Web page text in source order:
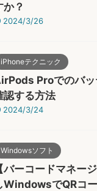
か？
2024/3/26
iPhoneテクニック
Proでのバッ
認する方法
2024/3/24
Windowsソフト
【バーコードマネー
WindowsでQRコ